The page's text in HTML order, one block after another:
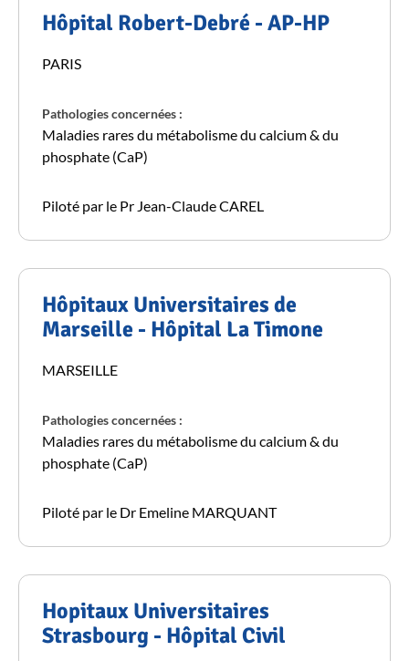
Hôpital Robert-Debré - AP-HP
PARIS
Pathologies concernées :
Maladies rares du métabolisme du calcium & du
phosphate (CaP)
Piloté par le Pr Jean-Claude CAREL
Hôpitaux Universitaires de
Marseille - Hôpital La Timone
MARSEILLE
Pathologies concernées :
Maladies rares du métabolisme du calcium & du
phosphate (CaP)
Piloté par le Dr Emeline MARQUANT
Hopitaux Universitaires
Strasbourg - Hôpital Civil